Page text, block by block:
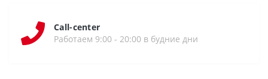
Call-center
Работаем 9:00 - 20:00 в будние дни